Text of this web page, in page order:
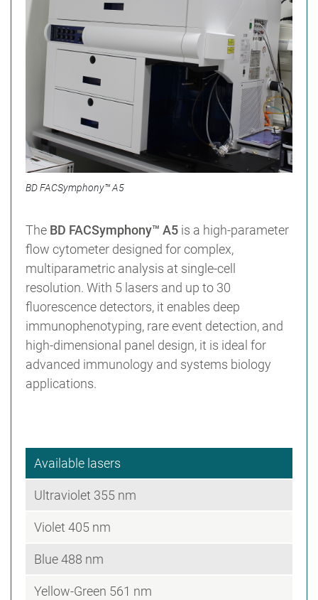
BD FACSymphony™ A5
The BD FACSymphony™ A5 is a high-parameter
flow cytometer designed for complex,
multiparametric analysis at single-cell
resolution. With 5 lasers and up to 30
fluorescence detectors, it enables deep
immunophenotyping, rare event detection, and
high-dimensional panel design, it is ideal for
advanced immunology and systems biology
applications.
Available lasers
Ultraviolet 355 nm
Violet 405 nm
Blue 488 nm
Yellow-Green 561 nm